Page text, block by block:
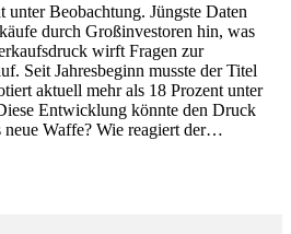
Beobachtung. Jüngste Daten
durch Großinvestoren hin, was
wirft Fragen zur
Seit Jahresbeginn musste der Titel
aktuell mehr als 18 Prozent unter
Entwicklung könnte den Druck
Waffe? Wie reagiert der…